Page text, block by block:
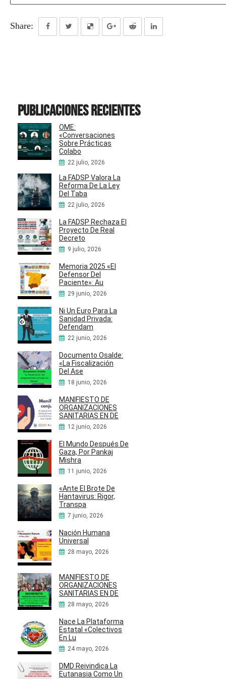
Share:
Publicaciones recientes
OME:
«Conversaciones
Sobre Prácticas
Colabo
22 julio, 2026
La FADSP Valora La
Reforma De La Ley
Del Taba
22 julio, 2026
La FADSP Rechaza El
Proyecto De Real
Decreto
9 julio, 2026
Memoria 2025 «El
Defensor Del
Paciente»: Au
29 junio, 2026
Ni Un Euro Para La
Sanidad Privada:
Defendam
22 junio, 2026
Documento Osalde:
«La Fiscalización
Del Ase
18 junio, 2026
MANIFIESTO DE
ORGANIZACIONES
SANITARIAS EN DE
12 junio, 2026
El Mundo Después De
Gaza, Por Pankaj
Mishra
11 junio, 2026
«Ante El Brote De
Hantavirus: Rigor,
Transpa
7 junio, 2026
Nación Humana
Universal
28 mayo, 2026
MANIFIESTO DE
ORGANIZACIONES
SANITARIAS EN DE
28 mayo, 2026
Nace La Plataforma
Estatal «Colectivos
En Lu
24 mayo, 2026
DMD Reivindica La
Eutanasia Como Un